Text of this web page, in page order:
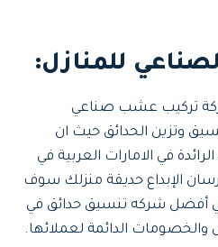
للمنازل:
تركيب عشب صناعي
وتزين الحدائق حيث ان
في الامارات العربية في
الإبداع حديقة منزلك سوف
أفضل شركه تنسيق حدائق في
والخصومات الدائمة لعملائها.